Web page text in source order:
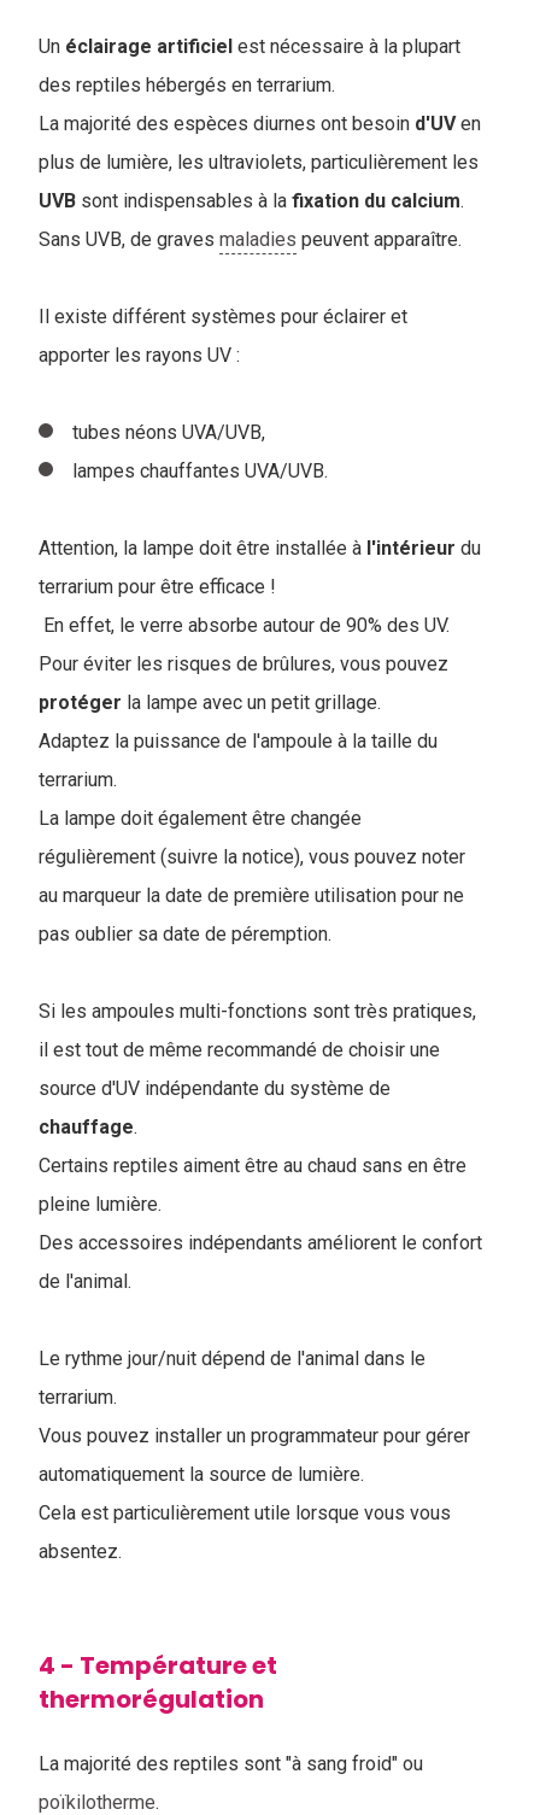
Un éclairage artificiel est nécessaire à la plupart
des reptiles hébergés en terrarium.
La majorité des espèces diurnes ont besoin d'UVen
plus de lumière, les ultraviolets, particulièrement les
UVB sont indispensables à la fixation du calcium.
Sans UVB, de graves maladies peuvent apparaître.
Il existe différent systèmes pour éclairer et
apporter les rayons UV :
tubes néons UVA/UVB,
lampes chauffantes UVA/UVB.
Attention, la lampe doit être installée à l'intérieur du
terrarium pour être efficace !
En effet, le verre absorbe autour de 90% des UV.
Pour éviter les risques de brûlures, vous pouvez
protéger la lampe avec un petit grillage.
Adaptez la puissance de l'ampoule à la taille du
terrarium.
La lampe doit également être changée
régulièrement (suivre la notice), vous pouvez noter
au marqueur la date de première utilisation pour ne
pas oublier sa date de péremption.
Si les ampoules multi-fonctions sont très pratiques,
il est tout de même recommandé de choisir une
source d'UV indépendante du système de
chauffage.
Certains reptiles aiment être au chaud sans en être
pleine lumière.
Des accessoires indépendants améliorent le confort
de l'animal.
Le rythme jour/nuit dépend de l'animal dans le
terrarium.
Vous pouvez installer un programmateur pour gérer
automatiquement la source de lumière.
Cela est particulièrement utile lorsque vous vous
absentez.
4 - Température et
thermorégulation
La majorité des reptiles sont "à sang froid" ou
poïkilotherme.